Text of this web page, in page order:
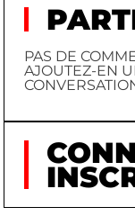
PAS DE
AJOUTEZ-EN